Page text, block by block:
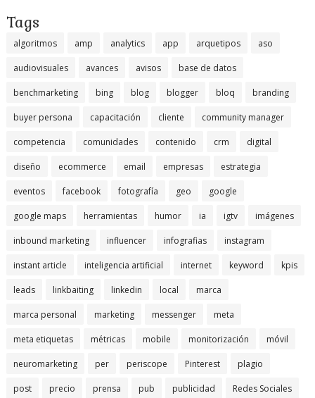
Tags
algoritmos amp analytics app arquetipos aso
audiovisuales avances avisos base de datos
benchmarketing bing blog blogger bloq branding
buyer persona capacitación cliente community manager
competencia comunidades contenido crm digital
diseño ecommerce email empresas estrategia
eventos facebook fotografía geo google
google maps herramientas humor ia igtv imágenes
inbound marketing influencer infografias instagram
instant article inteligencia artificial internet keyword kpis
leads linkbaiting linkedin local marca
marca personal marketing messenger meta
meta etiquetas métricas mobile monitorización móvil
neuromarketing per periscope Pinterest plagio
post precio prensa pub publicidad Redes Sociales